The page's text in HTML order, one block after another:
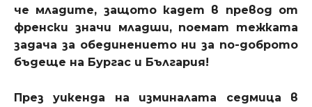
че младите, защото кадет в превод от
френски значи младши, поемат тежката
задача за обединението ни за по-доброто
бъдеще на Бургас и България!
През уикенда на изминалата седмица в